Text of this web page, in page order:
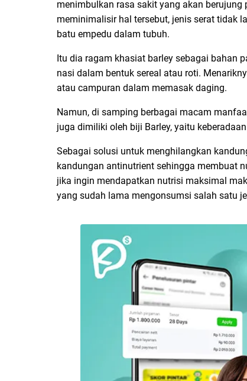
menimbulkan rasa sakit yang akan
meminimalisir hal tersebut, jenis serat tidak
batu empedu dalam tubuh.
Itu dia ragam khasiat barley sebagai bahan
nasi dalam bentuk sereal atau roti.
atau campuran dalam memasak daging.
Namun, di samping berbagai macam
juga dimiliki oleh biji Barley, yaitu
Sebagai solusi untuk menghilangkan
kandungan antinutrient sehingga membuat
jika ingin mendapatkan nutrisi maksimal
yang sudah lama mengonsumsi salah satu